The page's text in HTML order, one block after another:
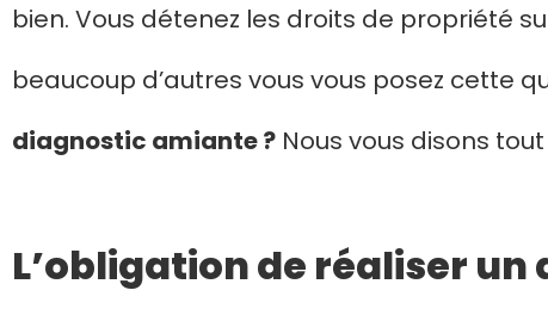
bien. Vous détenez les droits de propriété
beaucoup d’autres vous vous posez cette
diagnostic amiante ? Nous vous disons
L’obligation de réaliser